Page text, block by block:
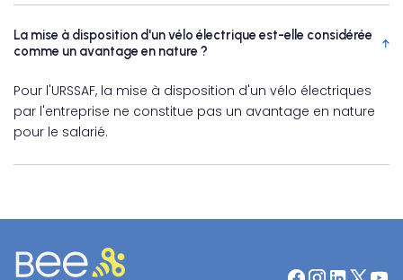
La mise à disposition d'un vélo électrique est-elle considérée
comme un avantage en nature ?
Pour l'URSSAF, la mise à disposition d'un vélo électriques
par l'entreprise ne constitue pas un avantage en nature
pour le salarié.